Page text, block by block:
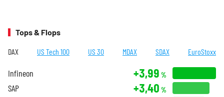
Tops & Flops
DAX US Tech 100 US 30 MDAX SDAX EuroStoxx
Infineon +3,99 %
SAP +3,40 %